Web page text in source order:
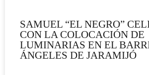
SAMUEL “EL NEGRO”
CON LA COLOCACIÓN DE
LUMINARIAS EN EL
ÁNGELES DE JARAMIJÓ